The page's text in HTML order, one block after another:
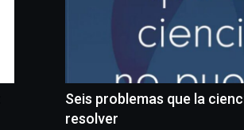
Seis problemas que la
resolver